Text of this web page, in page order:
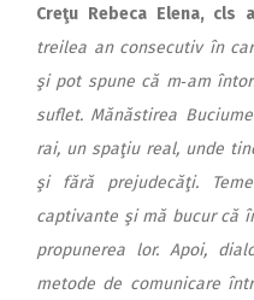
Creţu Rebeca Elena, cls a
treilea an consecutiv în
şi pot spune că m‑am
suflet. Mănăstirea
rai, un spaţiu real, unde
şi fără prejudecăţi.
captivante şi mă bucur că
propunerea lor. Apoi,
metode de comunicare